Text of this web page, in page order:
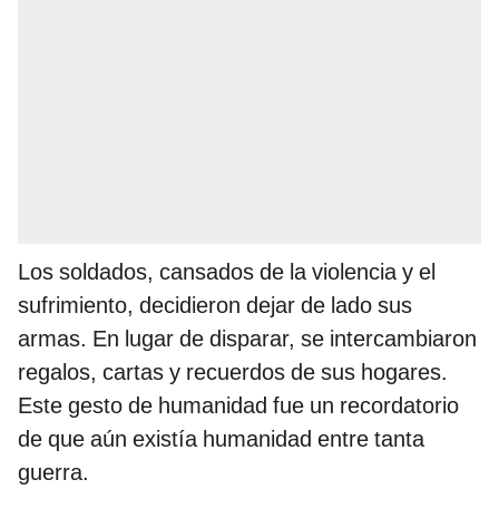
Los soldados, cansados de la violencia y el
sufrimiento, decidieron dejar de lado sus
armas. En lugar de disparar, se intercambiaron
regalos, cartas y recuerdos de sus hogares.
Este gesto de humanidad fue un recordatorio
de que aún existía humanidad entre tanta
guerra.